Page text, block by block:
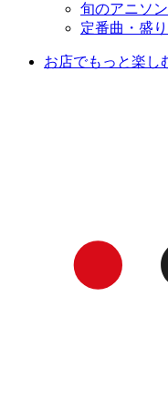
旬のアニソ
定番曲・盛
お店でもっと楽し